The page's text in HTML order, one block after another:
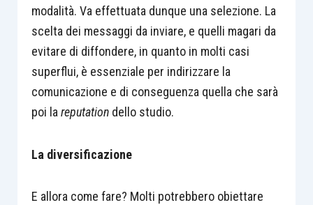
modalità. Va effettuata dunque una selezione. La
scelta dei messaggi da inviare, e quelli magari da
evitare di diffondere, in quanto in molti casi
superflui, è essenziale per indirizzare la
comunicazione e di conseguenza quella che sarà
poi la reputationdello studio.
La diversificazione
E allora come fare? Molti potrebbero obiettare